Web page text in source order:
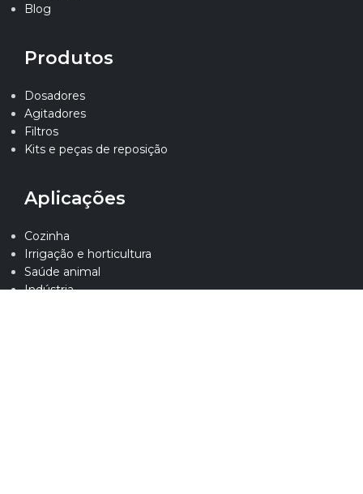
Blog
Produtos
Dosadores
Agitadores
Filtros
Kits e peças de reposição
Aplicações
Cozinha
Irrigação e horticultura
Saúde animal
Indústria